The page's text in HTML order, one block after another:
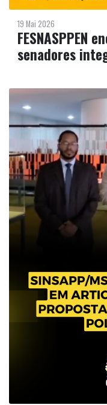
19 Mai 2026
FESNASPPEN
senadores